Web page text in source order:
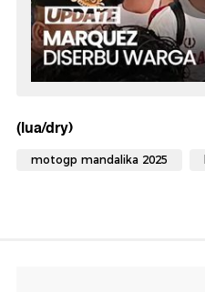
(lua/dry)
motogp mandalika 2025